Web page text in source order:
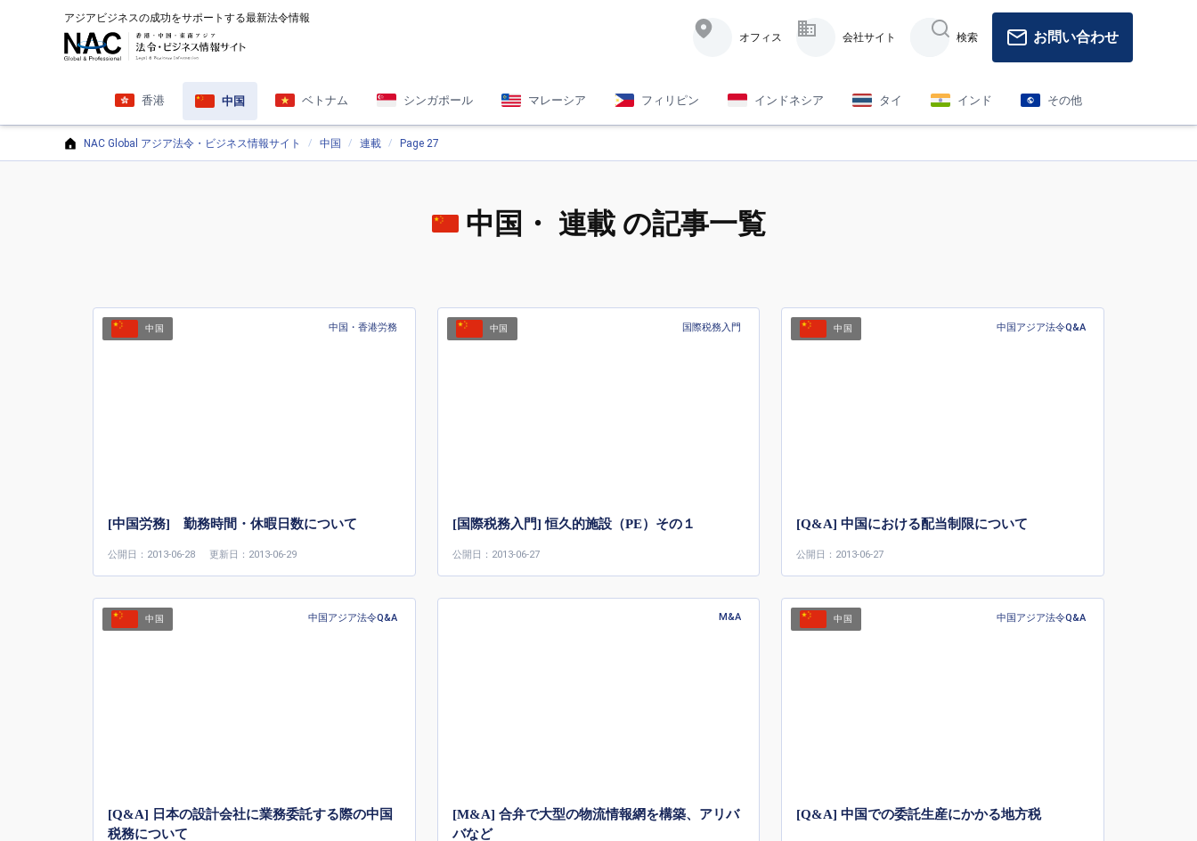
アジアビジネスの成功をサポートする最新法令情報
オフィス
会社サイト 検索 お問い合わせ
香港 中国 ベトナム シンガポール マレーシア フィリピン インドネシア タイ インド その他
NAC Global アジア法令・ビジネス情報サイト 中国 連載 Page 27
中国 ・ 連載 の記事一覧
中国 中国・香港労務
[中国労務] 勤務時間・休暇日数について
公開日：2013-06-28 更新日：2013-06-29
中国 国際税務入門
[国際税務入門] 恒久的施設（PE）その１
公開日：2013-06-27
中国 中国アジア法令Q&A
[Q&A] 中国における配当制限について
公開日：2013-06-27
中国 中国アジア法令Q&A
[Q&A] 日本の設計会社に業務委託する際の中国
税務について
M&A
[M&A] 合弁で大型の物流情報網を構築、アリバ
バなど
中国 中国アジア法令Q&A
[Q&A] 中国での委託生産にかかる地方税